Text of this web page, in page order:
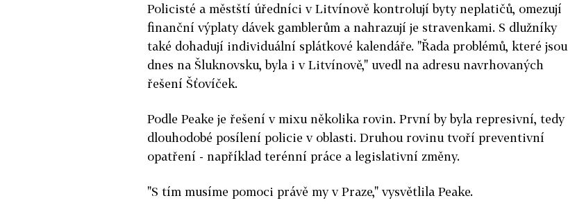
Policisté a městští úředníci v Litvínově kontrolují byty neplatičů, omezují
finanční výplaty dávek gamblerům a nahrazují je stravenkami. S dlužníky
také dohadují individuální splátkové kalendáře. "Řada problémů, které jsou
dnes na Šluknovsku, byla i v Litvínově," uvedl na adresu navrhovaných
řešení Šťovíček.
Podle Peake je řešení v mixu několika rovin. První by byla represivní, tedy
dlouhodobé posílení policie v oblasti. Druhou rovinu tvoří preventivní
opatření - například terénní práce a legislativní změny.
"S tím musíme pomoci právě my v Praze," vysvětlila Peake.